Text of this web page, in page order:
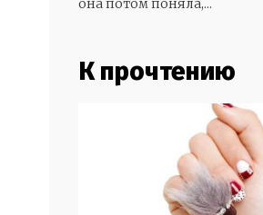
она потом поняла,...
К прочтению